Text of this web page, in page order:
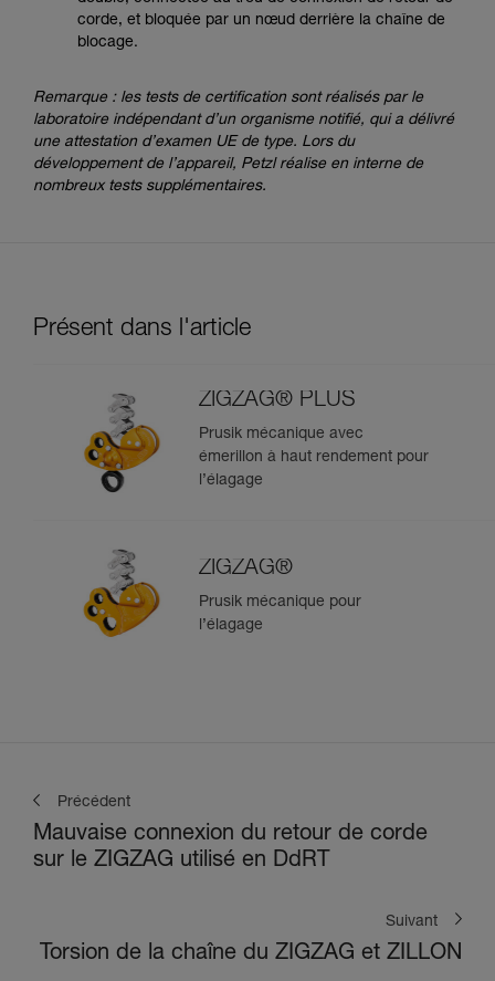
corde, et bloquée par un nœud derrière la chaîne de
blocage.
Remarque : les tests de certification sont réalisés par le
laboratoire indépendant d’un organisme notifié, qui a délivré
une attestation d’examen UE de type. Lors du
développement de l’appareil, Petzl réalise en interne de
nombreux tests supplémentaires.
Présent dans l'article
ZIGZAG® PLUS
Prusik mécanique avec
émerillon à haut rendement pour
l’élagage
ZIGZAG®
Prusik mécanique pour
l’élagage
Précédent
Mauvaise connexion du retour de corde
sur le ZIGZAG utilisé en DdRT
Suivant
Torsion de la chaîne du ZIGZAG et ZILLON